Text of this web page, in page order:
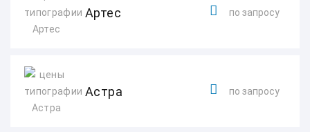
Артес по запросу
Астра по запросу